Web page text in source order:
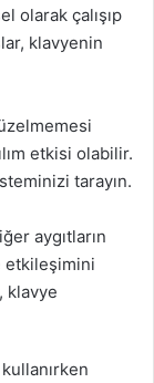
olarak çalışıp
klavyenin
etkisi olabilir.
tarayın.
aygıtların
etkileşimini
klavye